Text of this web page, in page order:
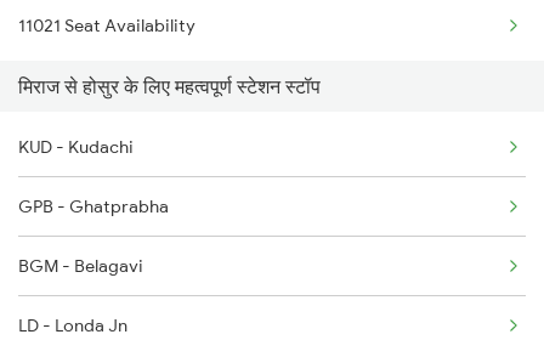
6235 Tn Mys Fest Spl
6236 Mys Tn Fest Spl
7236 Ncj Sbc Fest Spl
7389 Ypr Can Spl
7390 Can Ypr Spl
7393 Ypr Pdy Spl
11021 Seat Availability
मिराज से होसुर के लिए महत्वपूर्ण स्टेशन स्टॉप
KUD - Kudachi
GPB - Ghatprabha
BGM - Belagavi
LD - Londa Jn